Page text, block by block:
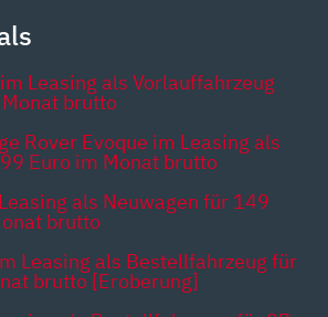
Leasing als Vorlauffahrzeug
brutto
Rover Evoque im Leasing als
Euro im Monat brutto
als Neuwagen für 149
brutto
Leasing als Bestellfahrzeug für
brutto [Eroberung]